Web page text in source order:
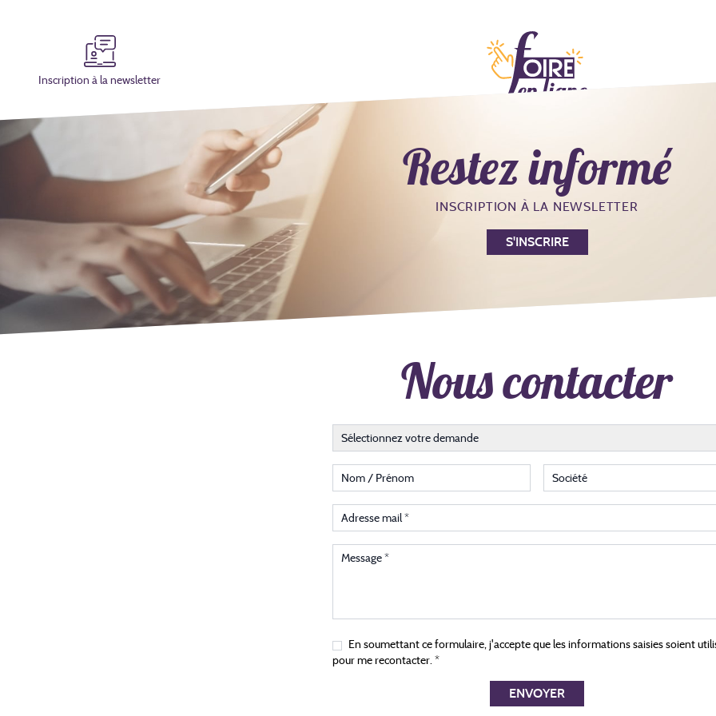
Inscription à la newsletter
Hall événements Restez informé
INSCRIPTION À LA NEWSLETTER
S'INSCRIRE
Nous contacter
Type de demande
Sélectionnez votre demande
Nom / Prénom Société
Adresse mail
Message
En soumettant ce formulaire, j'accepte que les informations saisies soient
pour me recontacter. *
ENVOYER